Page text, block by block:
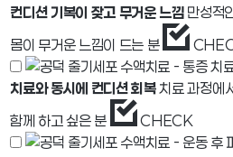
컨디션 기복이 잦고 무거운 느낌 만성적
몸이 무거운 느낌이 드는 분
치료와 동시에 컨디션 회복치료 과정에
함께 하고 싶은 분
CHECK